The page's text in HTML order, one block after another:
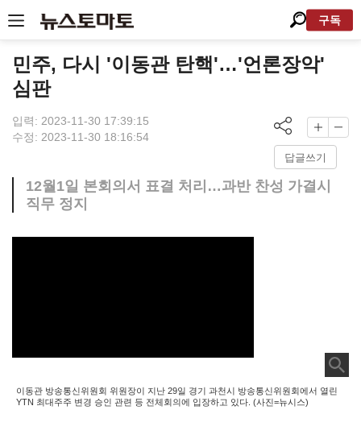
구독
민주, 다시 '이동관 탄핵'…'언론장악'
심판
입력: 2023-11-30 17:39:15
수정: 2023-11-30 18:16:54
답글쓰기
12월1일 본회의서 표결 처리…과반 찬성 가결시
직무 정지
이동관 방송통신위원회 위원장이 지난 29일 경기 과천시 방송통신위원회에서 열린
YTN 최대주주 변경 승인 관련 등 전체회의에 입장하고 있다. (사진=뉴시스)